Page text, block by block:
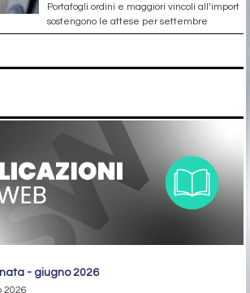
Portafogli ordini e maggiori vincoli all’import
sostengono le attese per settembre
- giugno 2026
2026